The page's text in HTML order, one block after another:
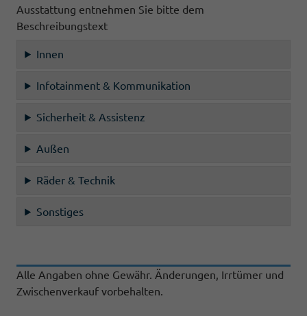
Ausstattung entnehmen Sie bitte dem
Beschreibungstext
Innen
Infotainment & Kommunikation
Sicherheit & Assistenz
Außen
Räder & Technik
Sonstiges
Alle Angaben ohne Gewähr. Änderungen, Irrtümer und
Zwischenverkauf vorbehalten.